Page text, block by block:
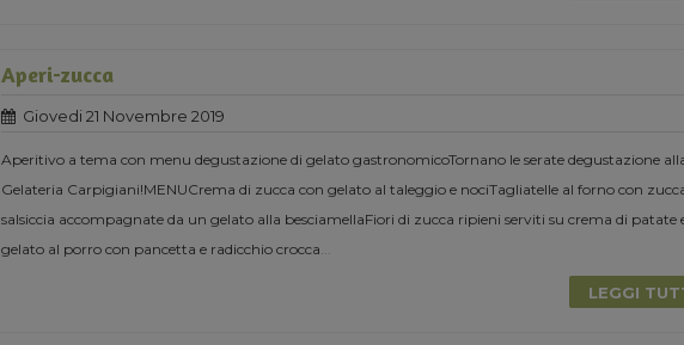
Aperi-zucca
Giovedi 21 Novembre 2019
Aperitivo a tema con menu degustazione di gelato gastronomicoTornano le serate degustazione
Gelateria Carpigiani!MENUCrema di zucca con gelato al taleggio e nociTagliatelle al forno con
salsiccia accompagnate da un gelato alla besciamellaFiori di zucca ripieni serviti su crema di patate
gelato al porro con pancetta e radicchio crocca...
LEGGI